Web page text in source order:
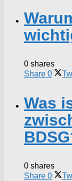
0 shares
Share 0
Was
0 shares
Share 0